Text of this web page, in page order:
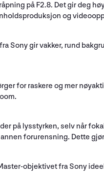
på F2.8. Det gir deg
og
Sony gir vakker, rund
for raskere og mer
på lysstyrken, selv når
forurensning. Dette
objektivet fra Sony